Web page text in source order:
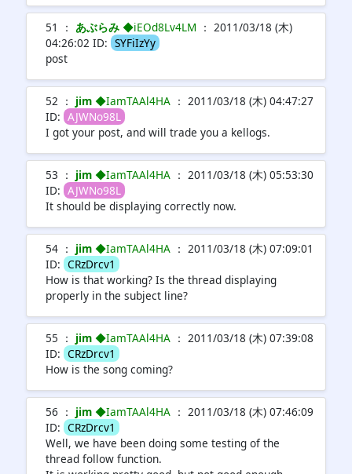
51 ： あぶらみ ◆iEOd8Lv4LM ： 2011/03/18 (木)
04:26:02 ID: SYFiIzYy
post
52 ： jim ◆IamTAAl4HA ： 2011/03/18 (木) 04:47:27
ID: AJWNo98L
I got your post, and will trade you a kellogs.
53 ： jim ◆IamTAAl4HA ： 2011/03/18 (木) 05:53:30
ID: AJWNo98L
It should be displaying correctly now.
54 ： jim ◆IamTAAl4HA ： 2011/03/18 (木) 07:09:01
ID: CRzDrcv1
How is that working? Is the thread displaying
properly in the subject line?
55 ： jim ◆IamTAAl4HA ： 2011/03/18 (木) 07:39:08
ID: CRzDrcv1
How is the song coming?
56 ： jim ◆IamTAAl4HA ： 2011/03/18 (木) 07:46:09
ID: CRzDrcv1
Well, we have been doing some testing of the
thread follow function.